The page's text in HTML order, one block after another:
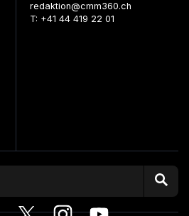
redaktion@cmm360.ch
T: +41 44 419 22 01